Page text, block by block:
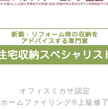
オフィスミカサ認定
ホームファイリング®上級修了